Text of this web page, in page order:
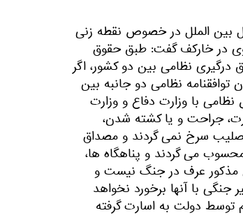
بین الملل در خصوص نقطه زنی
در خارکف گفت: طبق حقوق
نظامی بین دو کشور، اگر
نظامی دو جانبه بین
با وزارت دفاع و وزارت
جراحت و یا کشته شدن،
سرخ نمی گردند و مصداق
می گردند و پناهگاه ها،
مذکور عرف در جنگ نیست و
با آنها برخورد نخواهد
توسط دولت به اسارت گرفته